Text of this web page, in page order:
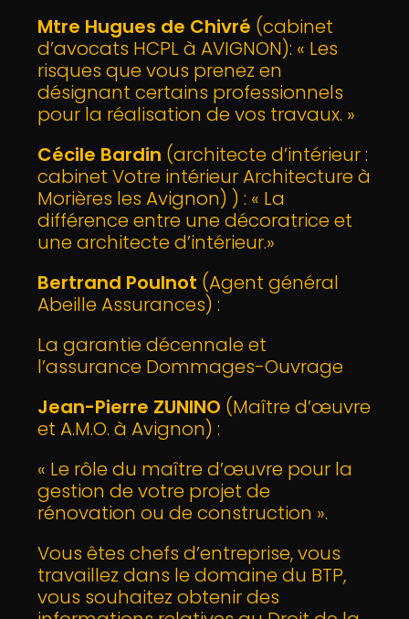
Mtre Hugues de Chivré (cabinet
d’avocats HCPL à AVIGNON): « Les
risques que vous prenez en
désignant certains professionnels
pour la réalisation de vos travaux. »
Cécile Bardin (architecte d’intérieur :
cabinet Votre intérieur Architecture à
Morières les Avignon) ) : « La
différence entre une décoratrice et
une architecte d’intérieur.»
Bertrand Poulnot (Agent général
Abeille Assurances) :
La garantie décennale et
l’assurance Dommages-Ouvrage
Jean-Pierre ZUNINO (Maître d’œuvre
et A.M.O. à Avignon) :
« Le rôle du maître d’œuvre pour la
gestion de votre projet de
rénovation ou de construction ».
Vous êtes chefs d’entreprise, vous
travaillez dans le domaine du BTP,
vous souhaitez obtenir des